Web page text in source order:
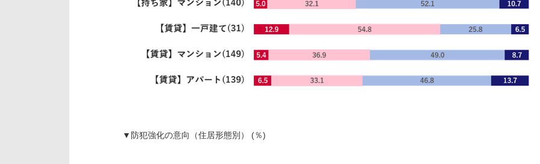
▼防犯強化の意向（住居形態別） (％)